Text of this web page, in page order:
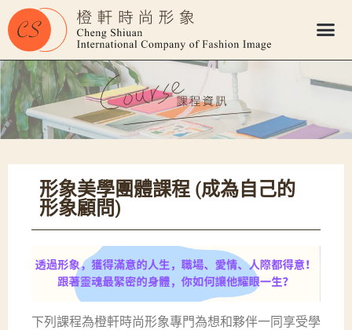
形象美學團體課程 (成為自己的
形象顧問)
下列課程為橙軒時尚形象專門為想和夥伴一同享受學